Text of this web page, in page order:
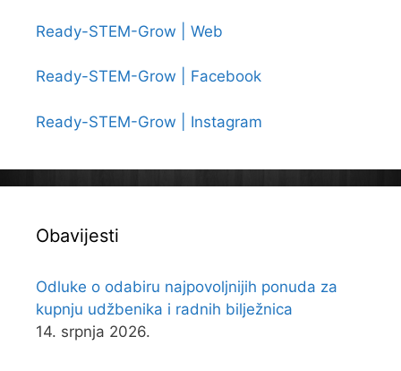
Ready-STEM-Grow | Web
Ready-STEM-Grow | Facebook
Ready-STEM-Grow | Instagram
Obavijesti
Odluke o odabiru najpovoljnijih ponuda za
kupnju udžbenika i radnih bilježnica
14. srpnja 2026.